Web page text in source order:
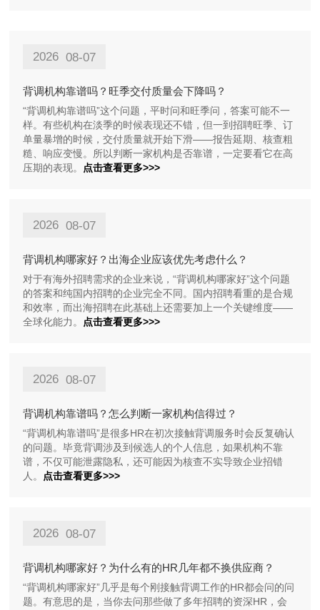
2026 08-07
背调机构靠谱吗？旺季交付质量会下降吗？
“背调机构靠谱吗”这个问题，平时问和旺季问，答案可能不一
样。有些机构在淡季的时候表现还不错，但一到招聘旺季、订
单量暴增的时候，交付质量就开始下滑——报告延期、核查粗
糙、响应变慢。所以判断一家机构是否靠谱，一定要看它在高
压期的表现。 点击查看更多>>>
2026 08-07
背调机构哪家好？出海企业应该优先考虑什么？
对于有海外招聘需求的企业来说，“背调机构哪家好”这个问题
的答案和纯国内招聘的企业完全不同。国内招聘看重的是合规
和效率，而出海招聘在此基础上还需要加上一个关键维度——
全球化能力。 点击查看更多>>>
2026 08-07
背调机构靠谱吗？怎么判断一家机构信得过？
“背调机构靠谱吗”是很多HR在初次接触背调服务时会反复确认
的问题。毕竟背调涉及到候选人的个人信息，如果机构不靠
谱，不仅可能泄露隐私，还可能因为核查不实导致企业招错
人。 点击查看更多>>>
2026 08-07
背调机构哪家好？为什么有的HR几年都不换供应商？
“背调机构哪家好”几乎是每个刚接触背调工作的HR都会问的问
题。有意思的是，当你去问那些做了多年招聘的资深HR，会